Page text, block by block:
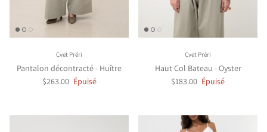
Cvet Préri
Pantalon décontracté - Huître
$263.00 Épuisé
Cvet Préri
Haut Col Bateau - Oyster
$183.00 Épuisé